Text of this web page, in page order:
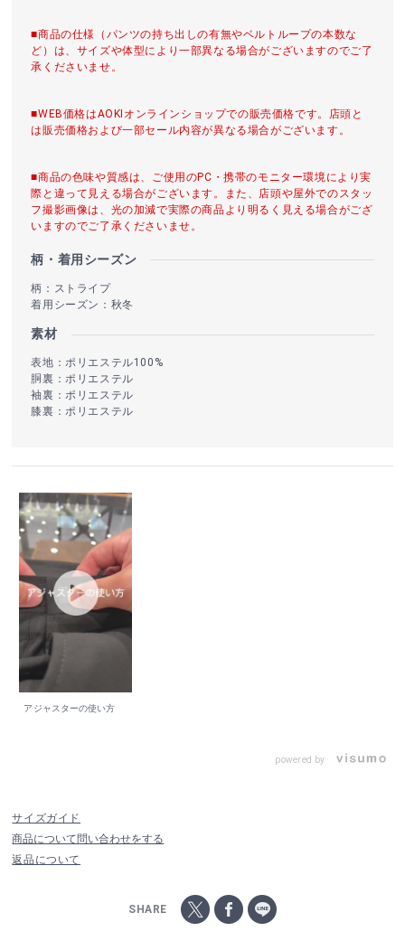
■商品の仕様（パンツの持ち出しの有無やベルトループの本数な
ど）は、サイズや体型により一部異なる場合がございますのでご了
承くださいませ。
■WEB価格はAOKIオンラインショップでの販売価格です。店頭と
は販売価格および一部セール内容が異なる場合がございます。
■商品の色味や質感は、ご使用のPC・携帯のモニター環境により実
際と違って見える場合がございます。また、店頭や屋外でのスタッ
フ撮影画像は、光の加減で実際の商品より明るく見える場合がござ
いますのでご了承くださいませ。
柄・着用シーズン
柄：ストライプ
着用シーズン：秋冬
素材
表地：ポリエステル100%
胴裏：ポリエステル
袖裏：ポリエステル
膝裏：ポリエステル
アジャスターの使い方
powered by
サイズガイド
商品について問い合わせをする
返品について
SHARE